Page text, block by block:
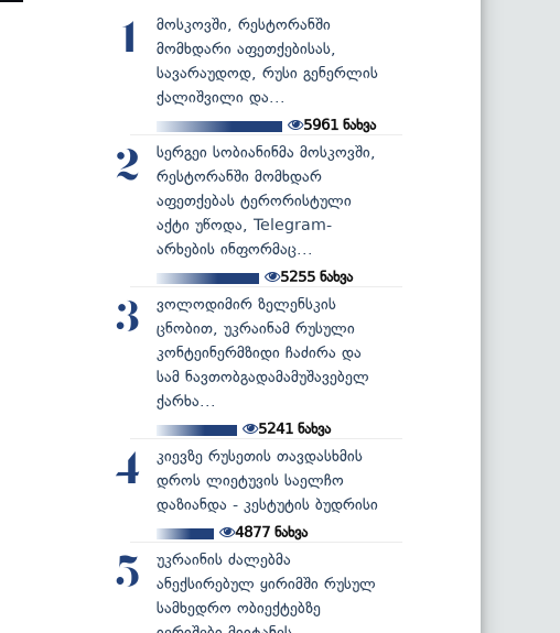
1
მოსკოვში, რესტორანში
მომხდარი აფეთქებისას,
სავარაუდოდ, რუსი გენერლის
ქალიშვილი და...
5961 ნახვა
2
სერგეი სობიანინმა მოსკოვში,
რესტორანში მომხდარ
აფეთქებას ტერორისტული
აქტი უწოდა, Telegram-
არხების ინფორმაც...
5255 ნახვა
3
ვოლოდიმირ ზელენსკის
ცნობით, უკრაინამ რუსული
კონტეინერმზიდი ჩაძირა და
სამ ნავთობგადამამუშავებელ
ქარხა...
5241ნახვა
4
კიევზე რუსეთის თავდასხმის
დროს ლიეტუვის საელჩო
დაზიანდა - კესტუტის ბუდრისი
4877ნახვა
5
უკრაინის ძალებმა
ანექსირებულ ყირიმში რუსულ
სამხედრო ობიექტებზე